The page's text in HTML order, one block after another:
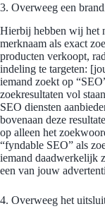
3. Overweeg een
Hierbij hebben wij het
merknaam als exact
producten verkoopt,
indeling te targeten:
iemand zoekt op
zoekresultaten vol
SEO diensten
bovenaan deze
op alleen het
“fyndable SEO” als
iemand daadwerkelijk
een van jouw
4. Overweeg het